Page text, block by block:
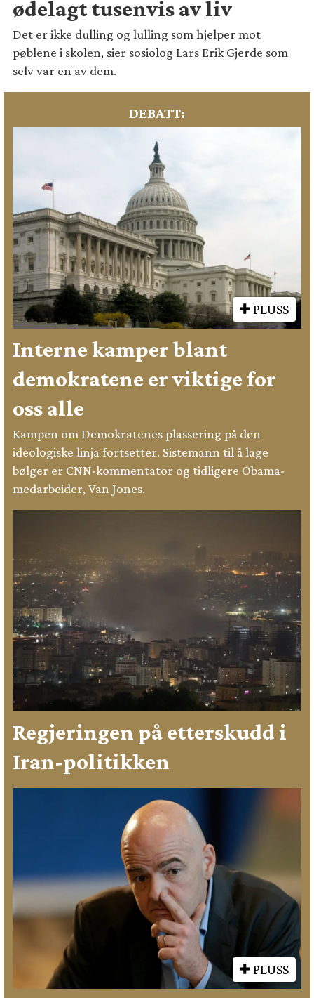
ødelagt tusenvis av liv
Det er ikke dulling og lulling som hjelper mot
pøblene i skolen, sier sosiolog Lars Erik Gjerde som
selv var en av dem.
DEBATT:
PLUSS
Interne kamper blant
demokratene er viktige for
oss alle
Kampen om Demokratenes plassering på den
ideologiske linja fortsetter. Sistemann til å lage
bølger er CNN-kommentator og tidligere Obama-
medarbeider, Van Jones.
Regjeringen på etterskudd i
Iran-politikken
PLUSS